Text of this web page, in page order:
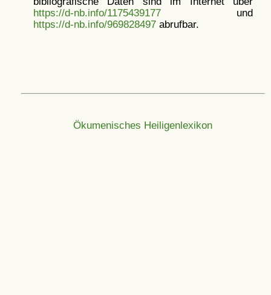
https://d-nb.info/1175439177und
https://d-nb.info/969828497abrufbar.
Ökumenisches Heiligenlexikon